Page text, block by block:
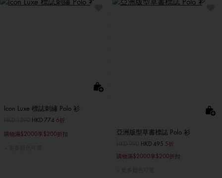
Icon Luxe 標誌刺繡 Polo 衫
至HKD 774 6折
購物滿$2000享$200折扣 亞洲版型草書標誌 Polo 衫
價格扣減從至HKD 495 5折
購物滿$2000享$200折扣